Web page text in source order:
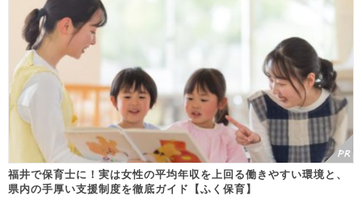
福井で保育士に！実は女性の平均年収を上回る働きやすい環境と、
県内の手厚い支援制度を徹底ガイド【ふく保育】